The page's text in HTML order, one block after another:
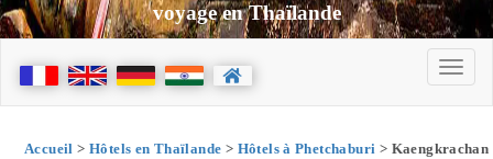
voyage en Thaïlande
Accueil > Hôtels en Thaïlande > Hôtels à Phetchaburi > Kaengkrachan